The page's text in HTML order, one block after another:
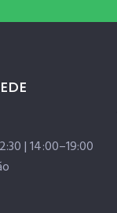
| 14:00–19:00